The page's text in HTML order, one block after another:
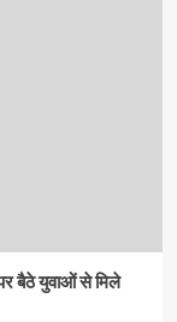
बैठे युवाओं से मिले